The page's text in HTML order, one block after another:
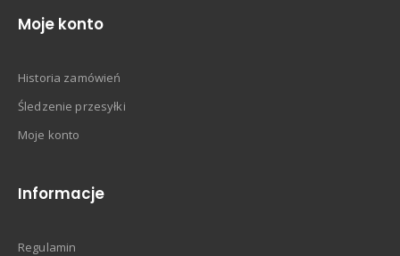
Moje konto
Historia zamówień
Śledzenie przesyłki
Moje konto
Informacje
Regulamin